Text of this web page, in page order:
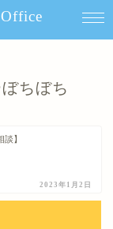
ちぼち
】
2023年1月2日